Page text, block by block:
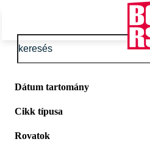
Dátum tartomány
Cikk típusa
Rovatok